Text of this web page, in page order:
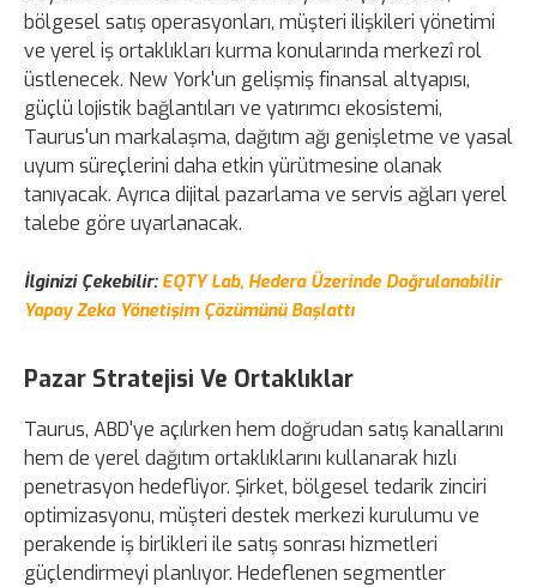
bölgesel satış operasyonları, müşteri ilişkileri yönetimi
ve yerel iş ortaklıkları kurma konularında merkezî rol
üstlenecek. New York'un gelişmiş finansal altyapısı,
güçlü lojistik bağlantıları ve yatırımcı ekosistemi,
Taurus'un markalaşma, dağıtım ağı genişletme ve yasal
uyum süreçlerini daha etkin yürütmesine olanak
tanıyacak. Ayrıca dijital pazarlama ve servis ağları yerel
talebe göre uyarlanacak.
İlginizi Çekebilir: EQTY Lab, Hedera Üzerinde Doğrulanabilir
Yapay Zeka Yönetişim Çözümünü Başlattı
Pazar Stratejisi Ve Ortaklıklar
Taurus, ABD'ye açılırken hem doğrudan satış kanallarını
hem de yerel dağıtım ortaklıklarını kullanarak hızlı
penetrasyon hedefliyor. Şirket, bölgesel tedarik zinciri
optimizasyonu, müşteri destek merkezi kurulumu ve
perakende iş birlikleri ile satış sonrası hizmetleri
güçlendirmeyi planlıyor. Hedeflenen segmentler